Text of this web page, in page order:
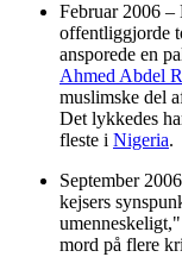
Februar 2006 –
offentliggjorde
ansporede en
Ahmed Abdel
muslimske del
Det lykkedes
fleste i Nigeria.
September
kejsers
mord på flere